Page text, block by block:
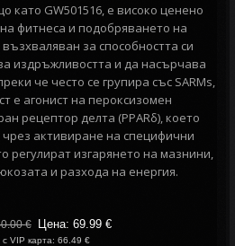
като GW501516, е високо ценено
фитнеса и подобряването на
за способността си
издръжливостта и да насърчава
че често се групира със SARMs,
е агонист на пероксизомен
рецептор делта (PPARδ), което
активиране на специфични
регулират изгарянето на мазнини,
и разхода на енергия.
€ Цена: 69.99 €
VIP карта: 66.49 €